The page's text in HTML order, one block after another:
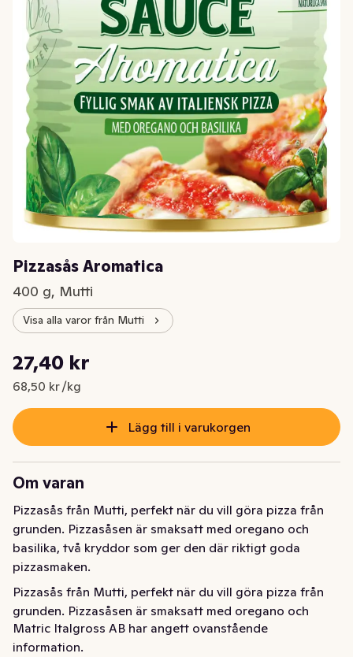
Pizzasås Aromatica
400 g, Mutti
Visa alla varor från Mutti
Nuvarande pris är: 27,40 kr
27,40 kr
68,50 kr /kg
Styckpris: 68,50 kr /kg
Lägg till i varukorgen
Om varan
Pizzasås från Mutti, perfekt när du vill göra pizza från
grunden. Pizzasåsen är smaksatt med oregano och
basilika, två kryddor som ger den där riktigt goda
pizzasmaken.
Pizzasås från Mutti, perfekt när du vill göra pizza från
grunden. Pizzasåsen är smaksatt med oregano och
basilika, två kryddor som ger den där riktigt goda
pizzasmaken.
Matric Italgross AB har angett ovanstående
information.